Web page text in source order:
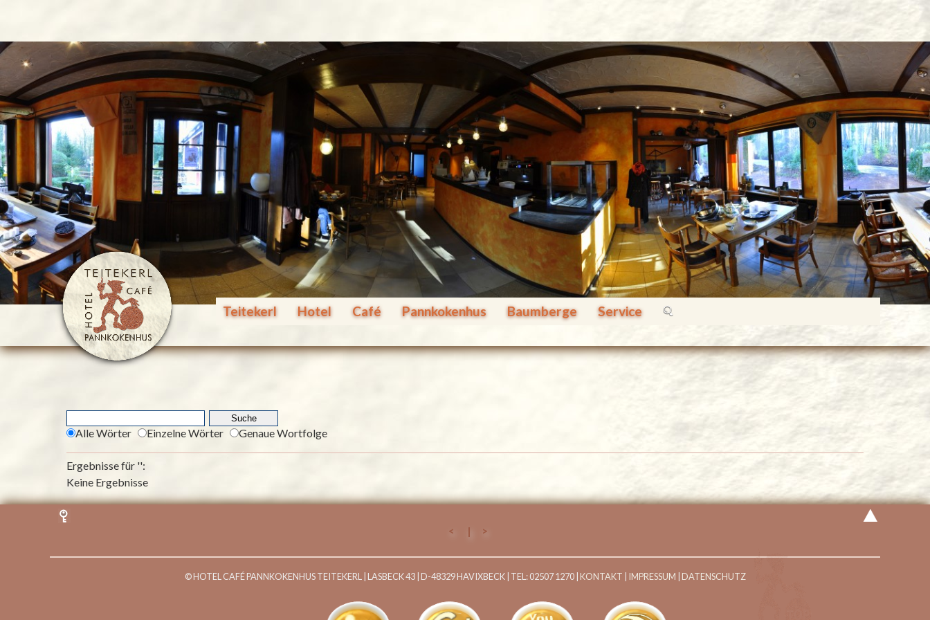
Teitekerl Hotel Café Pannkokenhus Baumberge Service
Alle Wörter Einzelne Wörter Genaue Wortfolge
Ergebnisse für '':
Keine Ergebnisse
< | >
© HOTEL CAFÉ PANNKOKENHUS TEITEKERL | LASBECK 43 | D-48329 HAVIXBECK | TEL: 02507 1270 | KONTAKT IMPRESSUM DATENSCHUTZ